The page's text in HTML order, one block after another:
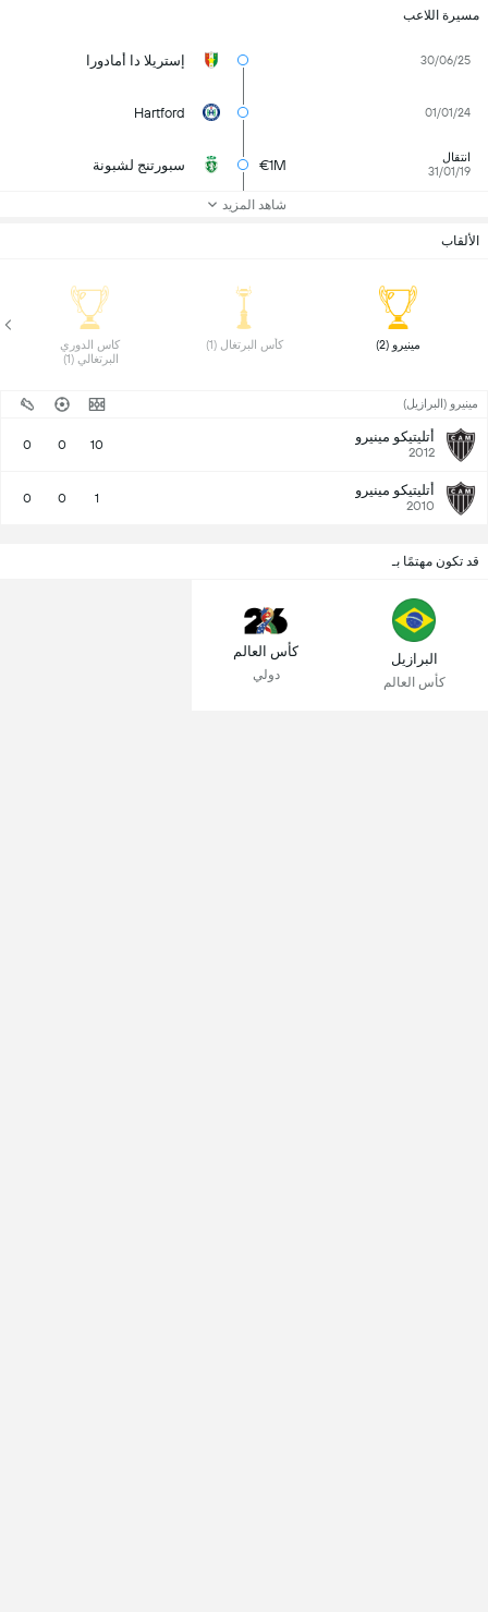
مسيرة اللاعب
30/06/25 إستريلا دا أمادورا
01/01/24
Hartford
انتقال
31/01/19
€1M سبورتنج لشبونة
شاهد المزيد
الألقاب
مينيرو (2) كأس البرتغال (1)
البرتغالي (1)
مينيرو (البرازيل)
أتليتيكو مينيرو
2012
10
0
0
أتليتيكو مينيرو
2010
1
0
0
قد تكون مهتمًا بـ
البرازيل
كأس العالم
كأس العالم
دولي